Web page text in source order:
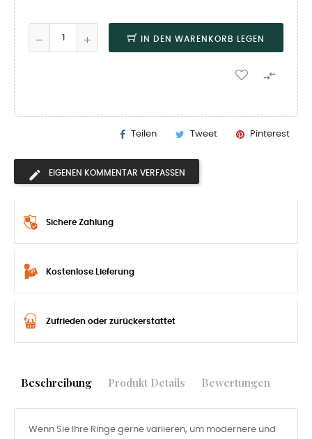
IN DEN WARENKORB LEGEN

Teilen Tweet Pinterest
EIGENEN KOMMENTAR VERFASSEN
Sichere Zahlung
Kostenlose Lieferung
Zufrieden oder zurückerstattet
Beschreibung Produkt Details Bewertungen
Wenn Sie Ihre Ringe gerne variieren, um modernere und